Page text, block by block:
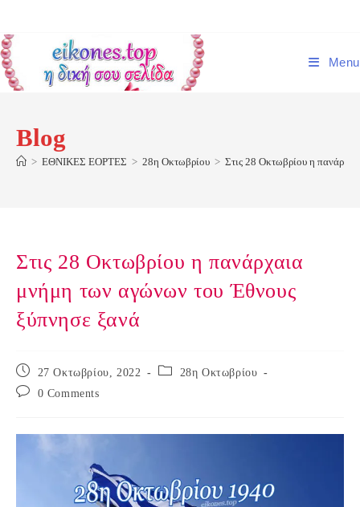
content
Menu
Blog
> ΕΘΝΙΚΕΣ ΕΟΡΤΕΣ > 28η Οκτωβρίου > Στις 28 Οκτωβρίου η
Στις 28 Οκτωβρίου η πανάρχαια
μνήμη των αγώνων του Έθνους
ξύπνησε ξανά
Post
published:
27 Οκτωβρίου, 2022
Post
28η Οκτωβρίου
Post
0 Comments